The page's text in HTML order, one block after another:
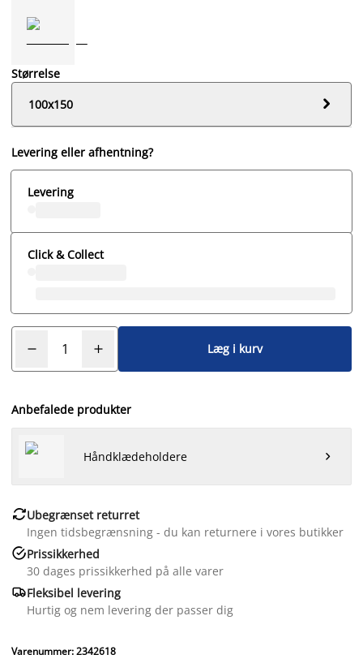
Størrelse
100x150

Levering eller afhentning?
Levering
Click & Collect
Læg i kurv
Anbefalede produkter
Håndklædeholdere 
Ubegrænset returret
Ingen tidsbegrænsning - du kan returnere i vores butikker
Prissikkerhed
30 dages prissikkerhed på alle varer
Fleksibel levering
Hurtig og nem levering der passer dig
Varenummer: 2342618